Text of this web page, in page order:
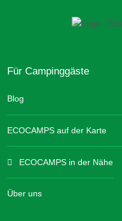
Für Campinggäste
Blog
ECOCAMPS auf der Karte
ECOCAMPS in der Nähe
Über uns